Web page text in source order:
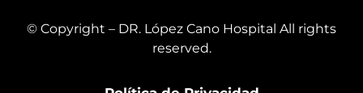
© Copyright – DR. López Cano Hospital All rights
reserved.